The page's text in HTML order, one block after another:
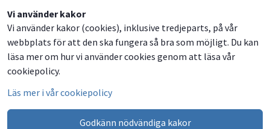
Vi använder kakor
Vi använder kakor (cookies), inklusive tredjeparts, på vår
webbplats för att den ska fungera så bra som möjligt. Du kan
läsa mer om hur vi använder cookies genom att läsa vår
cookiepolicy.
Läs mer i vår cookiepolicy
Godkänn nödvändiga kakor
Dela
på
Facebook
Dela
på
Twitter
Dela
på
LinkedIn
Dela
via
email